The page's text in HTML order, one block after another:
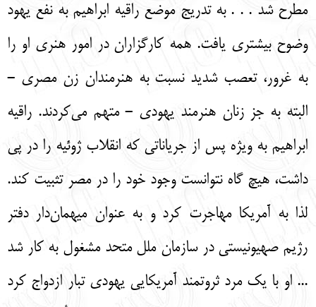
مطرح شد . . . به تدريج موضع راقيه ابراهيم به نفع يهود
وضوح بيشتري يافت. همه كارگزاران در امور هنري او را
به غرور، تعصب شديد نسبت به هنرمندان زن مصري -
البته به جز زنان هنرمند يهودي - متهم مي‌‌كردند. راقيه
ابراهيم به ويژه پس از جرياناتي كه انقلاب ژوئيه را در پي
داشت، هيچ گاه نتوانست وجود خود را در مصر تثبيت كند.
لذا به آمريكا مهاجرت كرد و به عنوان ميهمان‌‌دار دفتر
رژيم صهيونيستي در سازمان ملل متحد مشغول به كار شد
... او با يك مرد ثروتمند آمريكايي يهودي تبار ازدواج كرد